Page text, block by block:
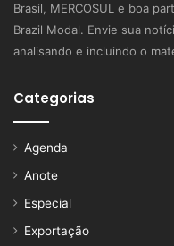
Brasil, MERCOSUL e boa
Brazil Modal. Envie sua
analisando e incluindo o
Categorias
Agenda
Anote
Especial
Exportação